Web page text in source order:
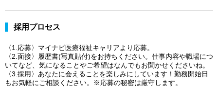
採用プロセス
〈1.応募〉マイナビ医療福祉キャリアより応募。
〈2.面接〉履歴書(写真貼付)をお持ちください。仕事内容や職場につ
いてなど、気になることやご希望はなんでもお聞かせくださいね。
〈3.採用〉あなたに会えることを楽しみにしています！勤務開始日
もお気軽にご相談ください。※応募の秘密は厳守します。